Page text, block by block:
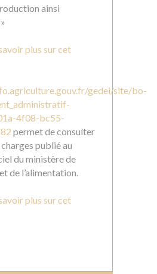
ainsi
plus sur cet
gedei/site/bo-
4f08-bc55-
permet de consulter
publié au
du ministère de
de l’alimentation.
plus sur cet